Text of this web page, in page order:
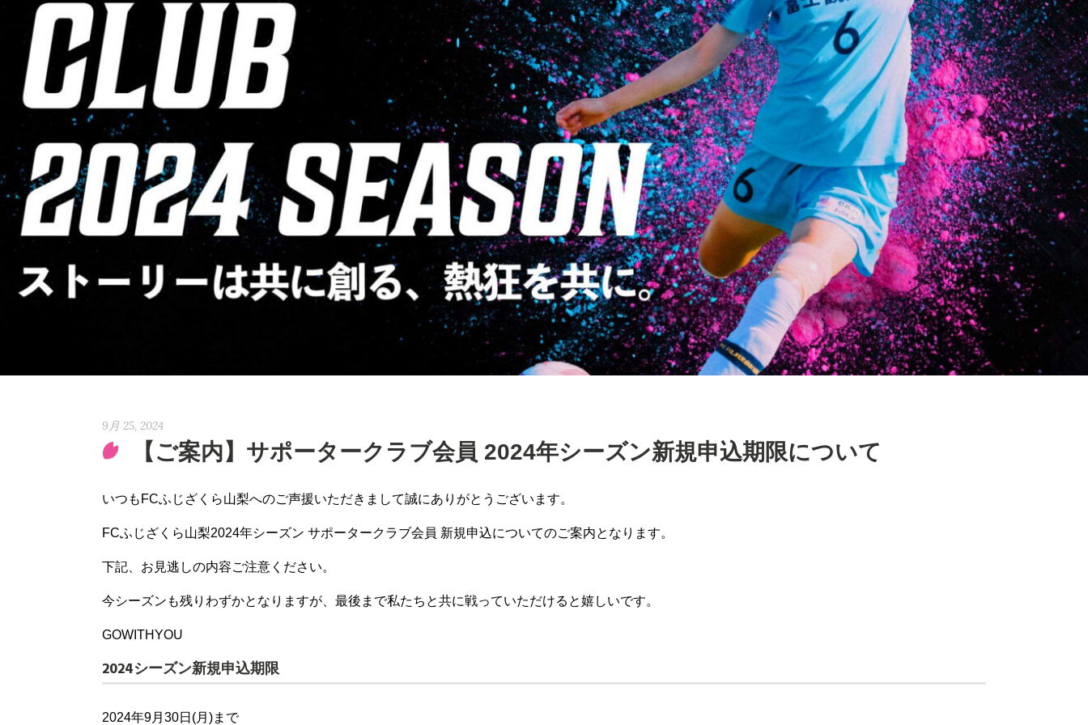
9月 25, 2024
【ご案内】サポータークラブ会員 2024年シーズン新規申込期限について
いつもFCふじざくら山梨へのご声援いただきまして誠にありがとうございます。
FCふじざくら山梨2024年シーズン サポータークラブ会員 新規申込についてのご案内となります。
下記、お見逃しの内容ご注意ください。
今シーズンも残りわずかとなりますが、最後まで私たちと共に戦っていただけると嬉しいです。
GOWITHYOU
2024シーズン新規申込期限
2024年9月30日(月)まで